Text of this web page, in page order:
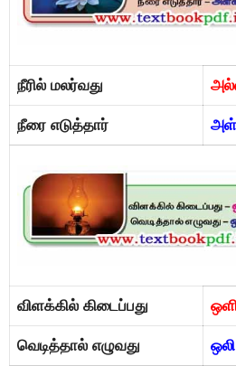
நீரில் மலர்வது
நீரை எடுத்தார்
விளக்கில் கிடைப்பது
வெடித்தால் எழுவது ஒலி